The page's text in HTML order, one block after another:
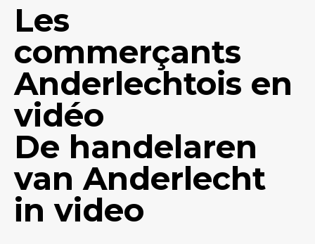
Les
commerçants
Anderlechtois en
vidéo
De handelaren
van Anderlecht
in video